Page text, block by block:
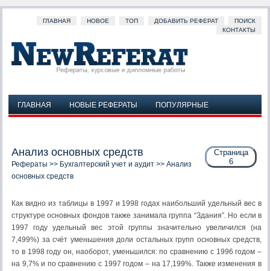
ГЛАВНАЯ НОВОЕ ТОП ДОБАВИТЬ РЕФЕРАТ
ПОИСК
КОНТАКТЫ
ГЛАВНАЯ НОВЫЕ РЕФЕРАТЫ
ПОПУЛЯРНЫЕ
Страница
6
Анализ основных средств
Рефераты >> Бухгалтерский учет и аудит >> Анализ
основных средств
Как видно из таблицы в 1997 и 1998 годах наибольший удельный вес в
структуре основных фондов также занимала группа “Здания”. Но если в
1997 году удельный вес этой группы значительно увеличился (на
7,499%) за счёт уменьшения доли остальных групп основных средств,
то в 1998 году он, наоборот, уменьшился: по сравнению с 1996 годом –
на 9,7% и по сравнению с 1997 годом – на 17,199%. Также изменения в